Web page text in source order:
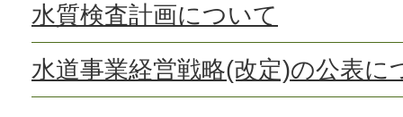
水質検査計画について
水道事業経営戦略(改定)の公表に